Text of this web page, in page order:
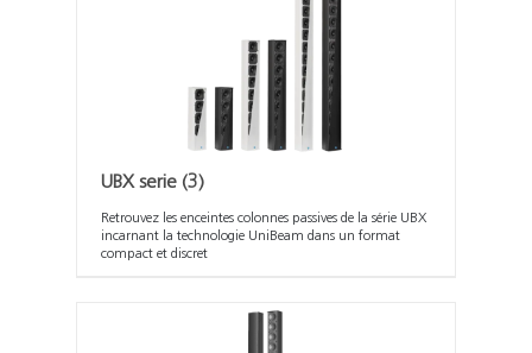
UBX serie (3)
Retrouvez les enceintes colonnes passives de la série UBX
incarnant la technologie UniBeam dans un format
compact et discret